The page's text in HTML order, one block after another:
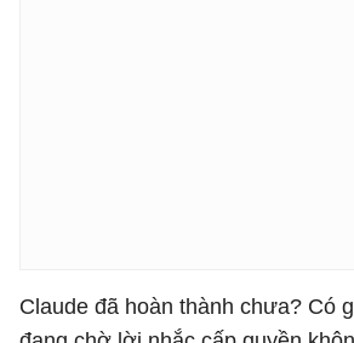
Claude đã hoàn thành chưa? Có